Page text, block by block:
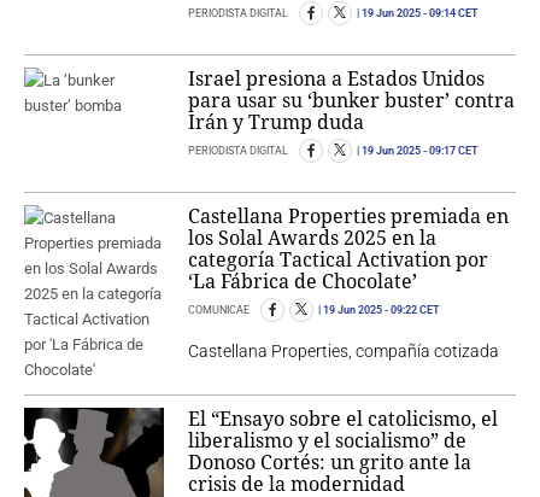
PERIODISTA DIGITAL 19 Jun 2025 - 09:14 CET
Israel presiona a Estados Unidos
para usar su ‘bunker buster’ contra
Irán y Trump duda
PERIODISTA DIGITAL 19 Jun 2025 - 09:17 CET
Castellana Properties premiada en
los Solal Awards 2025 en la
categoría Tactical Activation por
‘La Fábrica de Chocolate’
COMUNICAE 19 Jun 2025 - 09:22 CET
Castellana Properties, compañía cotizada
El “Ensayo sobre el catolicismo, el
liberalismo y el socialismo” de
Donoso Cortés: un grito ante la
crisis de la modernidad